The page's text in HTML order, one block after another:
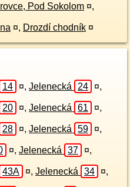
Pod Sokolom ¤,
¤, Drozdí chodník ¤
14 ¤, Jelenecká 24 ¤,
20 ¤, Jelenecká 61 ¤,
28 ¤, Jelenecká 59 ¤,
¤, Jelenecká 37 ¤,
43A ¤, Jelenecká 34 ¤,